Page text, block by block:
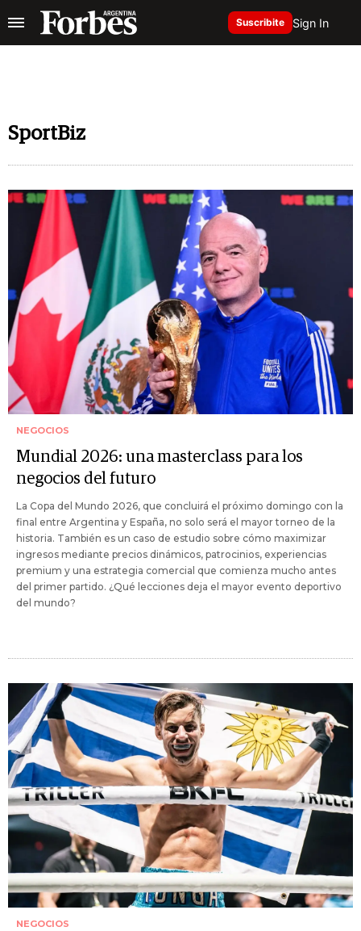
Suscribite Sign In
SportBiz
NEGOCIOS
Mundial 2026: una masterclass para los
negocios del futuro
La Copa del Mundo 2026, que concluirá el próximo domingo con la
final entre Argentina y España, no solo será el mayor torneo de la
historia. También es un caso de estudio sobre cómo maximizar
ingresos mediante precios dinámicos, patrocinios, experiencias
premium y una estrategia comercial que comienza mucho antes
del primer partido. ¿Qué lecciones deja el mayor evento deportivo
del mundo?
NEGOCIOS